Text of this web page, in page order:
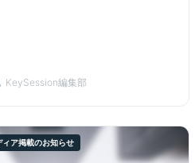
KeySession編集部
ィア掲載のお知らせ